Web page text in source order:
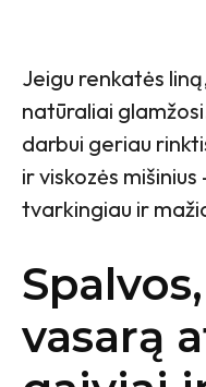
Jeigu renkatės
natūraliai
darbui geriau
ir viskozės
tvarkingiau ir
vasarą